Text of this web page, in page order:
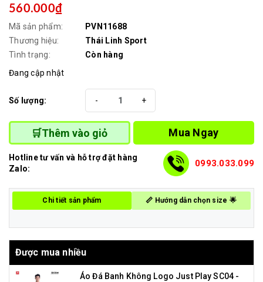
560.000₫
Mã sản phẩm:
PVN11688
Thương hiệu:
Thái Linh Sport
Tình trạng:
Còn hàng
Đang cập nhật
Số lượng: +
-
🛒Thêm vào giỏ Mua Ngay
Hotline tư vấn và hỗ trợ đặt hàng
Zalo:
0993.033.099
Chi tiết sản phẩm 📏 Hướng dẫn chọn size 🌟
Được mua nhiều
Áo Đá Banh Không Logo Just Play SC04 -